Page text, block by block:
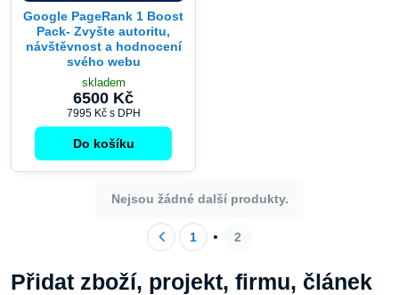
Google PageRank 1 Boost
Pack- Zvyšte autoritu,
návštěvnost a hodnocení
svého webu
skladem
6500 Kč
7995 Kč s DPH
Do košíku
Nejsou žádné další produkty.
1 2
Přidat zboží, projekt, firmu, článek